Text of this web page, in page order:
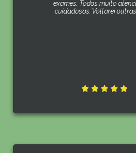
exames. Todos muito
cuidadosos. Voltarei